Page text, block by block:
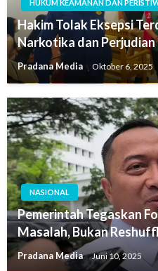
HUKUM KEAMANAN DAN
Hakim Tolak Eksepsi
Narkotika dan Perjudian
Pradana Media Oktober 6, 2025
NASIONAL
Pemerintah Tegaskan
Masalah, Bukan
Pradana Media Juni 10, 2025